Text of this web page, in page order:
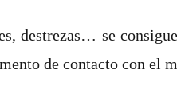
destrezas… se
de contacto con el